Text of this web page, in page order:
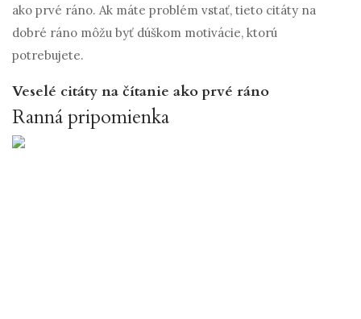
ako prvé ráno. Ak máte problém vstať, tieto citáty na
dobré ráno môžu byť dúškom motivácie, ktorú
potrebujete.
Veselé citáty na čítanie ako prvé ráno
Ranná pripomienka